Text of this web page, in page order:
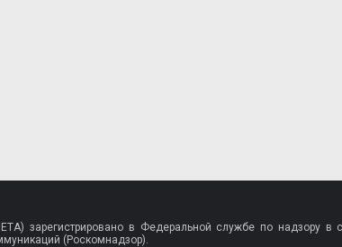
зарегистрировано в Федеральной службе по надзору в
(Роскомнадзор).